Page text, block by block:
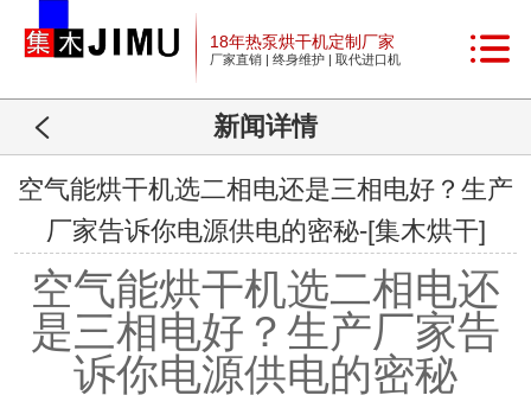
18年热泵烘干机定制厂家
厂家直销 | 终身维护 | 取代进口机
新闻详情
空气能烘干机选二相电还是三相电好？生产
厂家告诉你电源供电的密秘-[集木烘干]
空气能烘干机选二相电还
是三相电好？生产厂家告
诉你电源供电的密秘